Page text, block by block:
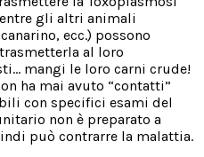
gli altri animali
ecc.) possono
al loro
mangi le loro carni crude!
ha mai avuto “contatti”
con specifici esami del
non è preparato a
può contrarre la malattia.